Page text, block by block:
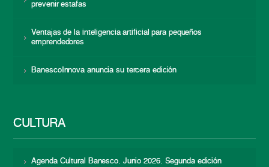
prevenir estafas
Ventajas de la inteligencia artificial para pequeños
emprendedores
BanescoInnova anuncia su tercera edición
CULTURA
Agenda Cultural Banesco. Junio 2026. Segunda edición